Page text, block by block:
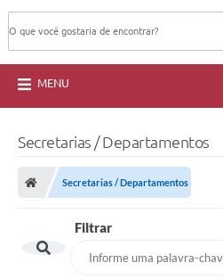
MENU
Secretarias / Departamentos
Secretarias / Departamentos
Filtrar